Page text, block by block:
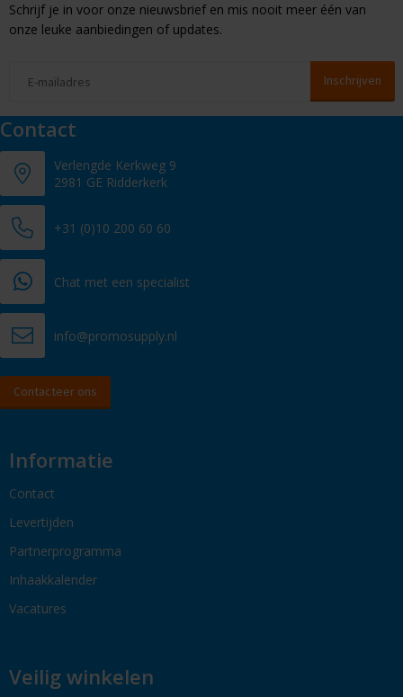
Schrijf je in voor onze nieuwsbrief en mis nooit meer één van
onze leuke aanbiedingen of updates.
Contact
Verlengde Kerkweg 9
2981 GE Ridderkerk
+31 (0)10 200 60 60
Chat met een specialist
info@promosupply.nl
Contacteer ons
Informatie
Contact
Levertijden
Partnerprogramma
Inhaakkalender
Vacatures
Veilig winkelen